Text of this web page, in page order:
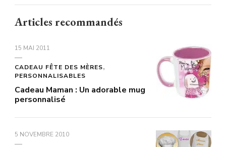
Articles recommandés
15 MAI 2011
CADEAU FÊTE DES MÈRES
PERSONNALISABLES
Cadeau Maman : Un adorable mug
personnalisé
5 NOVEMBRE 2010